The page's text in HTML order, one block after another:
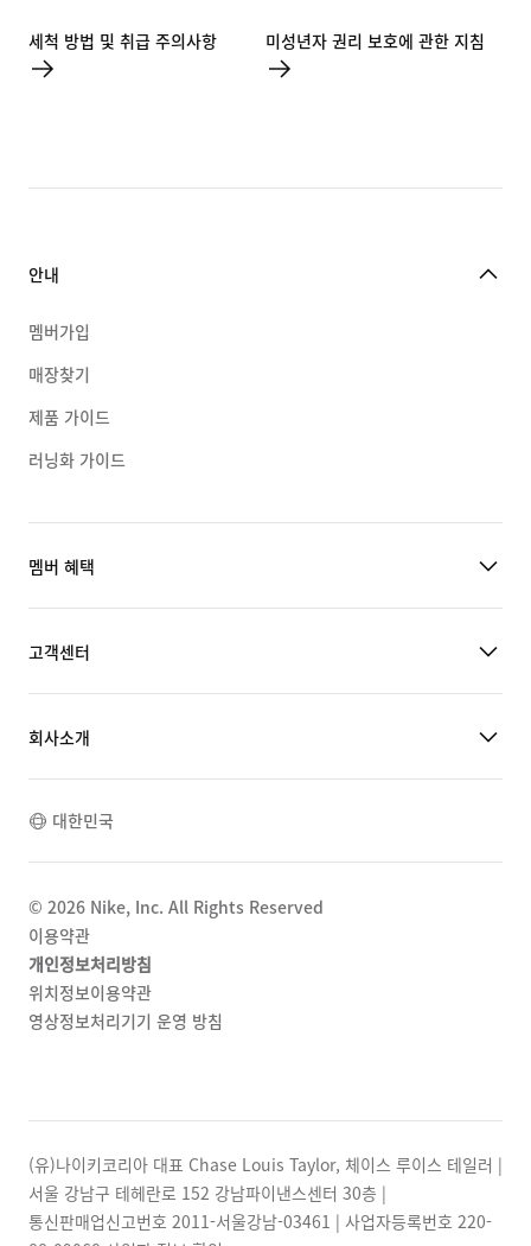
세척 방법 및 취급 주의사항 미성년자 권리 보호에 관한 지침
안내
멤버가입
매장찾기
제품 가이드
러닝화 가이드
멤버 혜택
고객센터
회사소개
대한민국
© 2026 Nike, Inc. All Rights Reserved
이용약관
개인정보처리방침
위치정보이용약관
영상정보처리기기 운영 방침
(유)나이키코리아 대표 Chase Louis Taylor, 체이스 루이스 테일러 |
서울 강남구 테헤란로 152 강남파이낸스센터 30층 |
통신판매업신고번호 2011-서울강남-03461 | 사업자등록번호 220-